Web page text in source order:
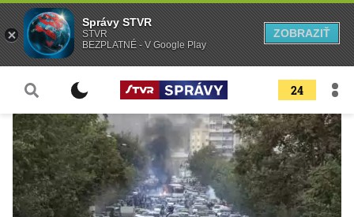
24
Správy STVR
STVR
BEZPLATNÉ - V Google Play
ZOBRAZIŤ